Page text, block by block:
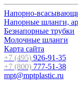
Напорно-
Напорные шланги,
Безнапорные трубки
Молочные шланги
Карта сайта
+7 (495) 926-91-35
+7 (800) 777-51-38
mpt@mptplastic.ru